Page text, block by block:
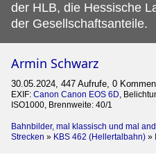
der HLB, die Hessische
der Gesellschaftsanteile.
Armin Schwarz
30.05.2024, 447 Aufrufe, 0
EXIF: Canon Canon EOS 6D,
ISO1000, Brennweite: 40/1
Bahnbilder, mal klassisch und mal
Strecken » KBS 462 (Hellertalbahn) »